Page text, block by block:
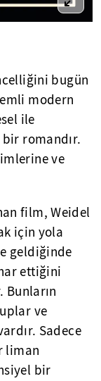
bugün
modern
ile
romandır.
ve
film, Weidel
için yola
geldiğinde
ettiğini
Bunların
ve
Sadece
liman
bir